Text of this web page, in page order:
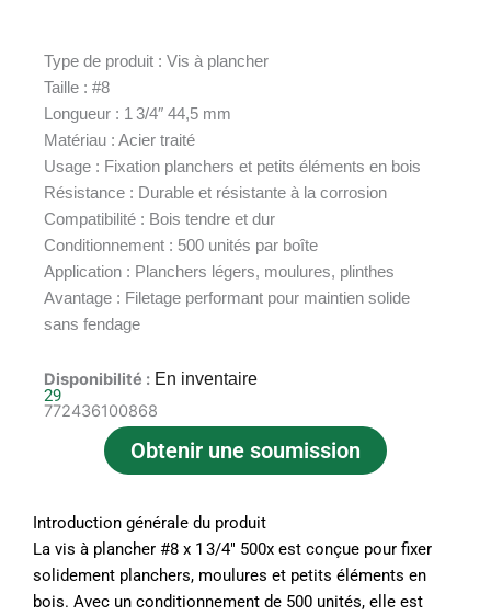
Type de produit : Vis à plancher
Taille : #8
Longueur : 1 3/4″ 44,5 mm
Matériau : Acier traité
Usage : Fixation planchers et petits éléments en bois
Résistance : Durable et résistante à la corrosion
Compatibilité : Bois tendre et dur
Conditionnement : 500 unités par boîte
Application : Planchers légers, moulures, plinthes
Avantage : Filetage performant pour maintien solide
sans fendage
Disponibilité : En inventaire
29
772436100868
Obtenir une soumission
Introduction générale du produit
La vis à plancher #8 x 1 3/4″ 500x est conçue pour fixer
solidement planchers, moulures et petits éléments en
bois. Avec un conditionnement de 500 unités, elle est